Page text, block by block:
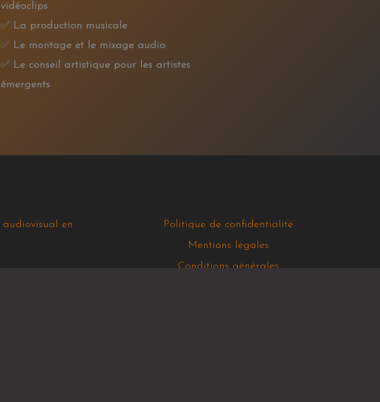
vidéoclips
✅ La production musicale
✅ Le montage et le mixage audio
✅ Le conseil artistique pour les artistes
émergents
Politique de confidentialité
Mentions légales
Conditions générales